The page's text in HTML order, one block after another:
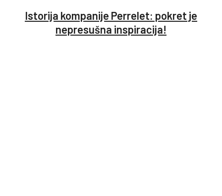
Istorija kompanije Perrelet: pokret je
nepresušna inspiracija!